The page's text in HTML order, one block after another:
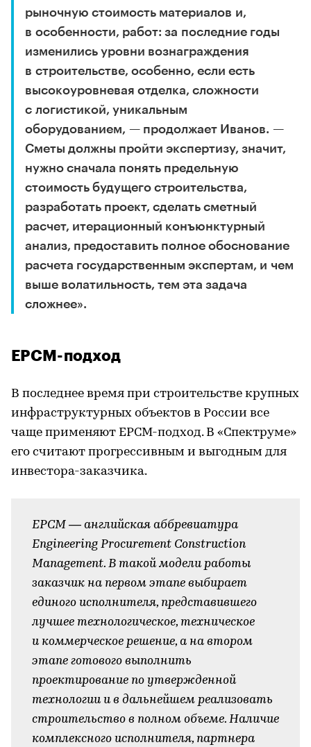
рыночную стоимость материалов и,
в особенности, работ: за последние годы
изменились уровни вознаграждения
в строительстве, особенно, если есть
высокоуровневая отделка, сложности
с логистикой, уникальным
оборудованием, — продолжает Иванов. —
Сметы должны пройти экспертизу, значит,
нужно сначала понять предельную
стоимость будущего строительства,
разработать проект, сделать сметный
расчет, итерационный конъюнктурный
анализ, предоставить полное обоснование
расчета государственным экспертам, и чем
выше волатильность, тем эта задача
сложнее».
ЕРСМ-подход
В последнее время при строительстве крупных
инфраструктурных объектов в России все
чаще применяют ЕРСМ-подход. В «Спектруме»
его считают прогрессивным и выгодным для
инвестора-заказчика.
ЕРСМ — английская аббревиатура
Engineering Procurement Construction
Management. В такой модели работы
заказчик на первом этапе выбирает
единого исполнителя, представившего
лучшее технологическое, техническое
и коммерческое решение, а на втором
этапе готового выполнить
проектирование по утвержденной
технологии и в дальнейшем реализовать
строительство в полном объеме. Наличие
комплексного исполнителя, партнера